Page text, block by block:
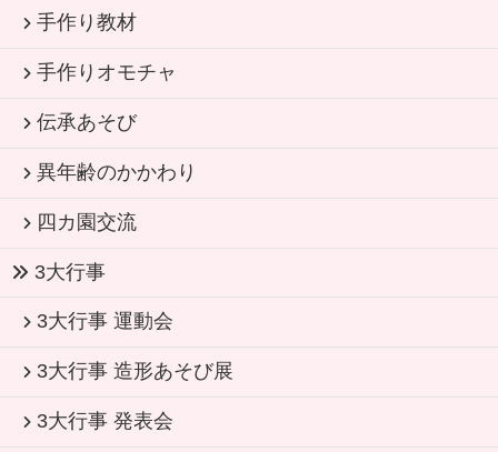
手作り教材
手作りオモチャ
伝承あそび
異年齢のかかわり
四カ園交流
3大行事
3大行事 運動会
3大行事 造形あそび展
3大行事 発表会